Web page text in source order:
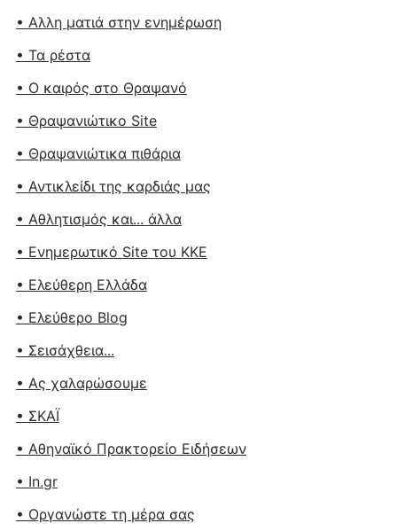
• Αλλη ματιά στην ενημέρωση
• Τα ρέστα
• Ο καιρός στο Θραψανό
• Θραψανιώτικο Site
• Θραψανιώτικα πιθάρια
• Αντικλείδι της καρδιάς μας
• Αθλητισμός και... άλλα
• Ενημερωτικό Site του ΚΚΕ
• Ελεύθερη Ελλάδα
• Ελεύθερο Blog
• Σεισάχθεια...
• Ας χαλαρώσουμε
• ΣΚΑΪ
• Αθηναϊκό Πρακτορείο Ειδήσεων
• In.gr
• Οργανώστε τη μέρα σας